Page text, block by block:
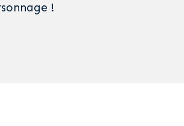
!